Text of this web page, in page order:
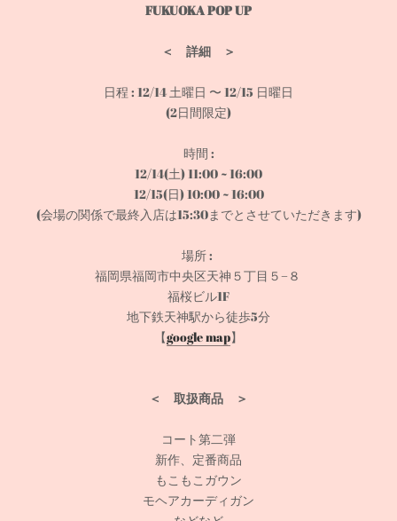
FUKUOKA POP UP
＜ 詳細 ＞
日程 : 12/14 土曜日 〜 12/15 日曜日
(2日間限定)
時間 :
12/14(土) 11:00 ~ 16:00
12/15(日) 10:00 ~ 16:00
(会場の関係で最終入店は15:30までとさせていただきます)
場所 :
福岡県福岡市中央区天神５丁目５−８
福桜ビル1F
地下鉄天神駅から徒歩5分
【google map】
＜ 取扱商品 ＞
コート第二弾
新作、定番商品
もこもこガウン
モヘアカーディガン